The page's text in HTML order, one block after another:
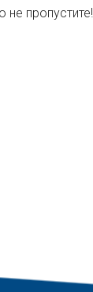
не пропустите!